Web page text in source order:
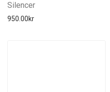
Silencer
950.00kr